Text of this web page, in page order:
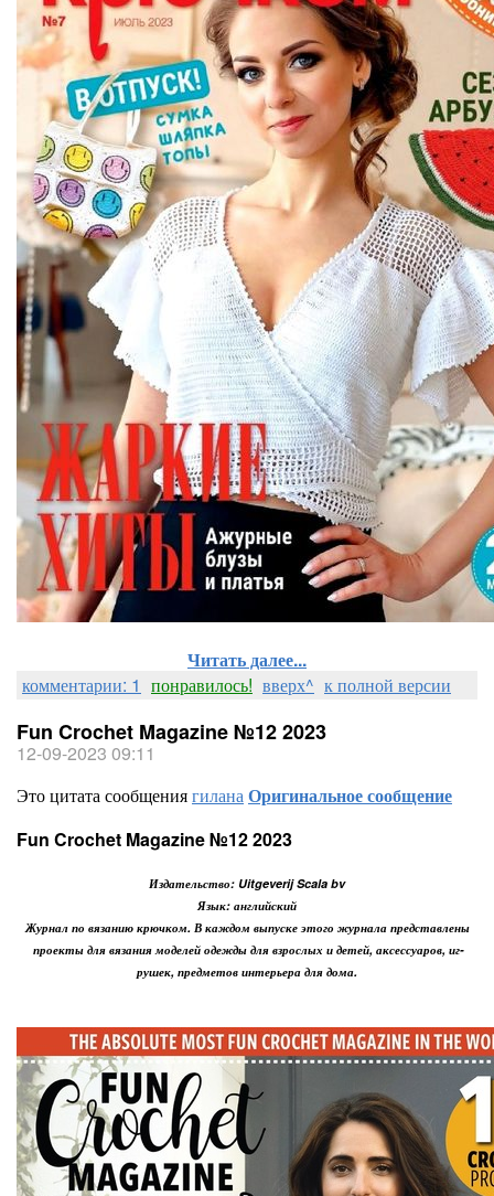
Читать далее...
комментарии: 1 понравилось! вверх^ к полной версии
Fun Crochet Magazine №12 2023
12-09-2023 09:11
Это цитата сообщениягиланаОригинальное сообщение
Fun Crochet Magazine №12 2023
Издательство: Uitgeverij Scala bv
Язык: английский
Журнал по вязанию крючком. В каждом выпуске этого журнала представлены
проекты для вязания моделей одежды для взрослых и детей, аксессуаров, иг-
рушек, предметов интерьера для дома.